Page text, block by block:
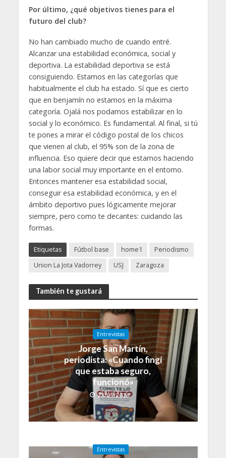
Por último, ¿qué objetivos tienes para el
futuro del club?
No han cambiado mucho de cuando entré.
Alcanzar una estabilidad económica, social y
deportiva. La estabilidad deportiva se está
consiguiendo. Estamos en las categorías que
habitualmente el club ha estado. Sí que es cierto
que en benjamín no estamos en la máxima
categoría. Ojalá nos podamos estabilizar en lo
social y lo económico. Es fundamental. Al final, si tú
te pones a mirar el código postal de los chicos
que vienen al club, el 95% son de la zona de
influencia. Eso quiere decir que estamos haciendo
una labor social muy importante en el entorno.
Entonces mantener esa estabilidad social,
conseguir esa estabilidad económica, y en el
ámbito deportivo pues lógicamente mejorar
siempre, pero como te decantes: cuidando las
formas.
Etiquetas Fútbol base home1
Periodismo
Union La Jota Vadorrey
USJ Zaragoza
También te gustará
Entrevistas
Jorge San Martín,
periodista: «Cuando fingí
que estaba seguro,
funcionó»
23/05/2026
Entrevistas